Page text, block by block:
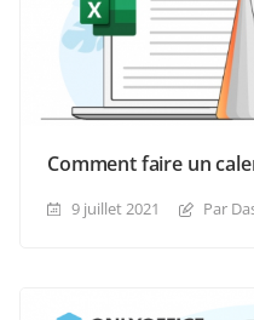
Comment faire un
9 juillet 2021 Par